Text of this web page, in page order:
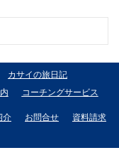
カサイの旅日記
コーチングサービス
介 お問合せ
資料請求